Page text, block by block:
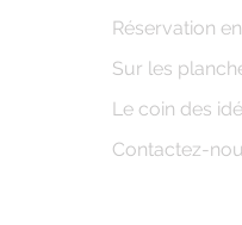
Réservation
Sur les
Le coin des
Contactez-